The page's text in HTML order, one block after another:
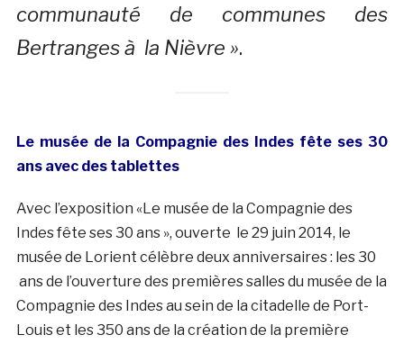
communauté de communes des
Bertranges à la Nièvre ».
Le musée de la Compagnie des Indes fête ses 30
ans avec des tablettes
Avec l’exposition «Le musée de la Compagnie des
Indes fête ses 30 ans », ouverte le 29 juin 2014, le
musée de Lorient célèbre deux anniversaires : les 30
ans de l’ouverture des premières salles du musée de la
Compagnie des Indes au sein de la citadelle de Port-
Louis et les 350 ans de la création de la première